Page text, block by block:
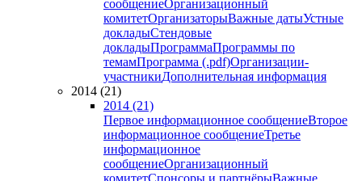
сообщениеОрганизационный
комитетОрганизаторыВажные датыУстные
докладыСтендовые
докладыПрограммаПрограммы по
темамПрограмма (.pdf)Организации-
участникиДополнительная информация
2014 (21)
2014 (21)
Первое информационное сообщениеВторое
информационное сообщениеТретье
информационное
сообщениеОрганизационный
комитетСпонсоры и партнёрыВажные